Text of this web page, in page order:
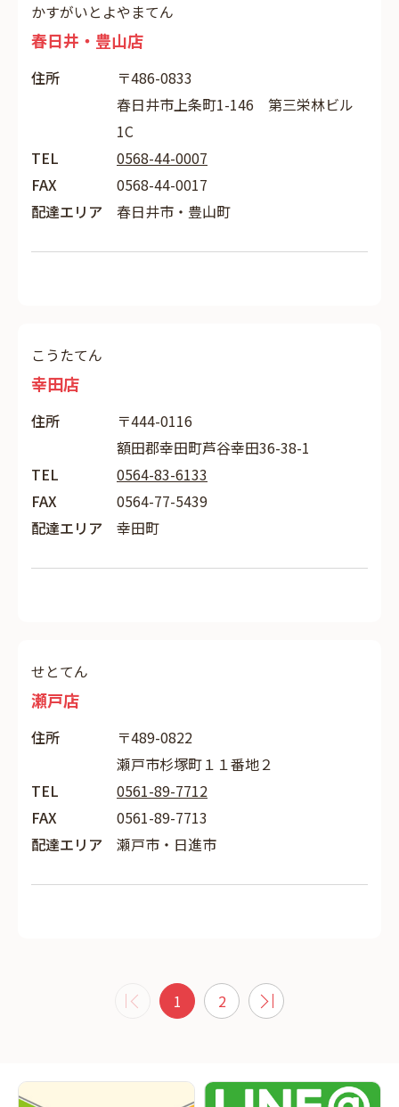
かすがいとよやまてん
春日井・豊山店
住所
〒486-0833
春日井市上条町1-146 第三栄林ビル
1C
TEL
0568-44-0007
FAX
0568-44-0017
配達エリア
春日井市・豊山町
こうたてん
幸田店
住所
〒444-0116
額田郡幸田町芦谷幸田36-38-1
TEL
0564-83-6133
FAX
0564-77-5439
配達エリア
幸田町
せとてん
瀬戸店
住所
〒489-0822
瀬戸市杉塚町１１番地２
TEL
0561-89-7712
FAX
0561-89-7713
配達エリア
瀬戸市・日進市
1 2